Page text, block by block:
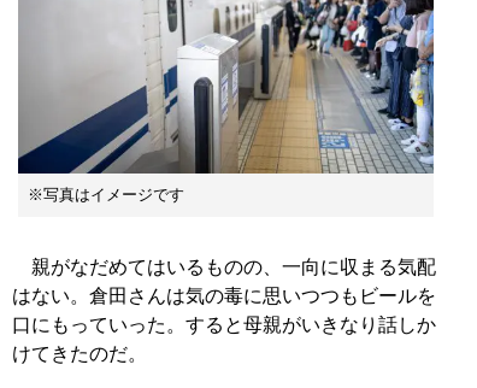
※写真はイメージです
親がなだめてはいるものの、一向に収まる気配
はない。倉田さんは気の毒に思いつつもビールを
口にもっていった。すると母親がいきなり話しか
けてきたのだ。